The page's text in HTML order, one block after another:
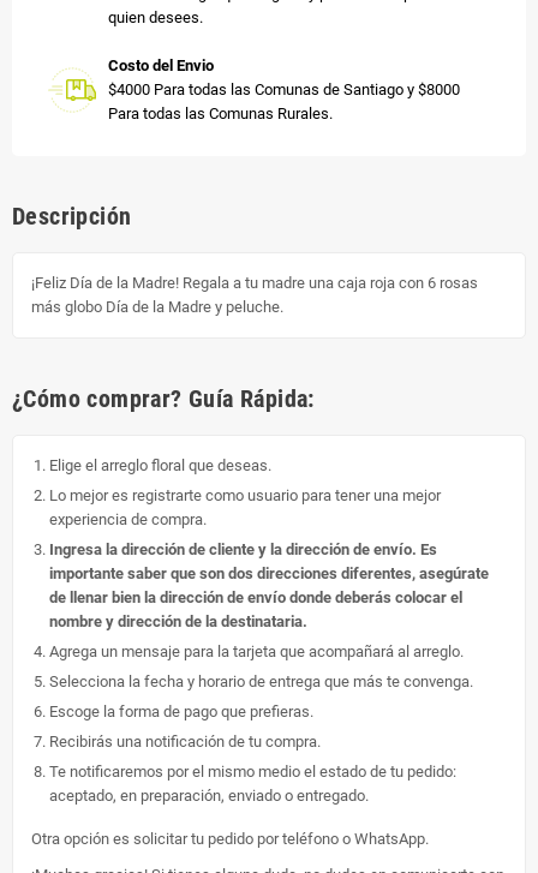
quien desees.
Costo del Envio
$4000 Para todas las Comunas de Santiago y $8000
Para todas las Comunas Rurales.
Descripción
¡Feliz Día de la Madre! Regala a tu madre una caja roja con 6 rosas
más globo Día de la Madre y peluche.
¿Cómo comprar? Guía Rápida:
Elige el arreglo floral que deseas.
Lo mejor es registrarte como usuario para tener una mejor
experiencia de compra.
Ingresa la dirección de cliente y la dirección de envío. Es
importante saber que son dos direcciones diferentes, asegúrate
de llenar bien la dirección de envío donde deberás colocar el
nombre y dirección de la destinataria.
Agrega un mensaje para la tarjeta que acompañará al arreglo.
Selecciona la fecha y horario de entrega que más te convenga.
Escoge la forma de pago que prefieras.
Recibirás una notificación de tu compra.
Te notificaremos por el mismo medio el estado de tu pedido:
aceptado, en preparación, enviado o entregado.
Otra opción es solicitar tu pedido por teléfono o WhatsApp.